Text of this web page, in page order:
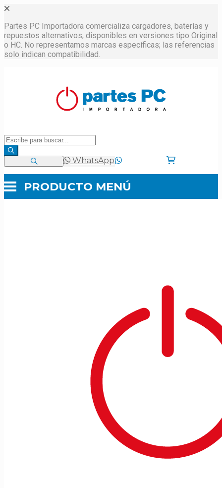
Partes PC Importadora comercializa cargadores, baterías y
repuestos alternativos, disponibles en versiones tipo Original
o HC. No representamos marcas específicas; las referencias
solo indican compatibilidad.
WhatsApp
PRODUCTO MENÚ